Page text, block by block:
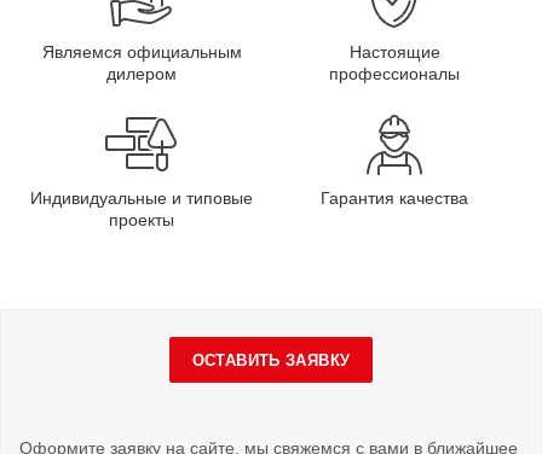
Являемся официальным
дилером
Настоящие
профессионалы
Индивидуальные и типовые
проекты
Гарантия качества
ОСТАВИТЬ ЗАЯВКУ
Оформите заявку на сайте, мы свяжемся с вами в ближайшее